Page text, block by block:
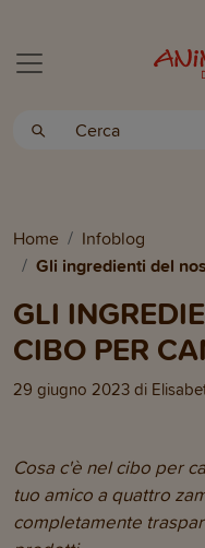
Home
Infoblog
Gli ingredienti del
GLI
CIBO PER
29 giugno 2023 di
Cosa c'è nel cibo per
tuo amico a quattro
completamente